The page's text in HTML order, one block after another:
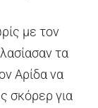
με τον
τα
Αρίδα να
σκόρερ για